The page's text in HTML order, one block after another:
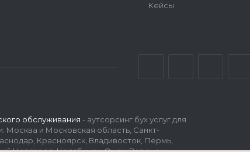
Кейсы
обслуживания - аутсорсинг бух услуг для
и Московская область, Санкт-
Красноярск, Владивосток, Пермь,